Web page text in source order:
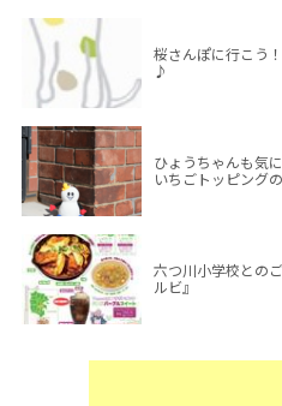
桜さんぽに行こう
♪
ひょうちゃんも気
いちごトッピング
六つ川小学校との
ルビ』